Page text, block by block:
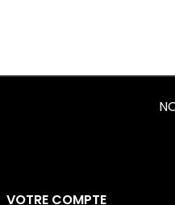
VOTRE COMPTE